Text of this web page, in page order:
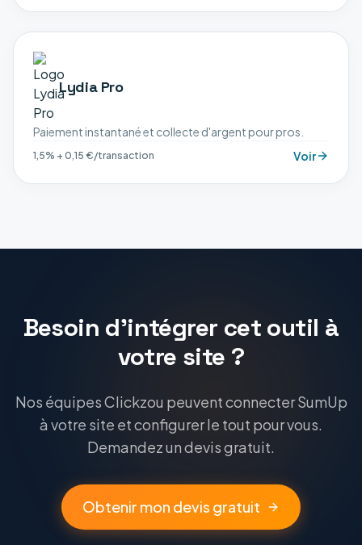
Lydia Pro
Paiement instantané et collecte d'argent pour pros.
1,5% + 0,15 €/transaction Voir
Besoin d'intégrer cet outil à
votre site ?
Nos équipes Clickzou peuvent connecter SumUp
à votre site et configurer le tout pour vous.
Demandez un devis gratuit.
Obtenir mon devis gratuit